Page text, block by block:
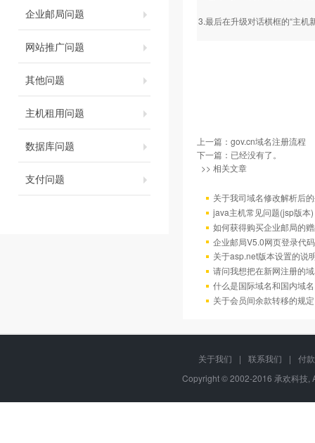
企业邮局问题
网站推广问题
其他问题
主机租用问题
数据库问题
支付问题
3.最后在升级对话棋框的“主机
上一篇： gov.cn域名注册流程
下一篇：已经没有了。
>> 相关文章
关于我司域名修改解析后
java主机常见问题(jsp版本)
如何获得购买企业邮局的
企业邮局V5.0网页登录代码
关于asp.net版本设置的说
请问我想把在新网注册的
什么是国际域名和国内域
关于会员间余款转移的规定
关于我们 | 联系我们 |
付
Copyright © 2002-2016 承欢科技